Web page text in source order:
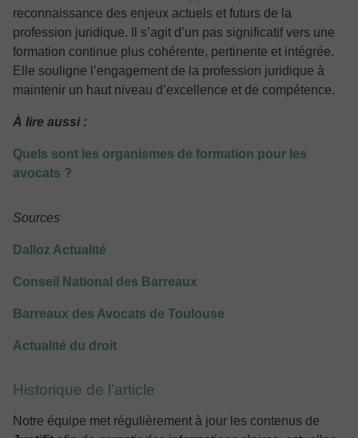
reconnaissance des enjeux actuels et futurs de la
profession juridique. Il s’agit d’un pas significatif vers une
formation continue plus cohérente, pertinente et intégrée.
Elle souligne l’engagement de la profession juridique à
maintenir un haut niveau d’excellence et de compétence.
À lire aussi :
Quels sont les organismes de formation pour les
avocats ?
Sources
Dalloz Actualité
Conseil National des Barreaux
Barreaux des Avocats de Toulouse
Actualité du droit
Historique de l’article
Notre équipe met régulièrement à jour les contenus de